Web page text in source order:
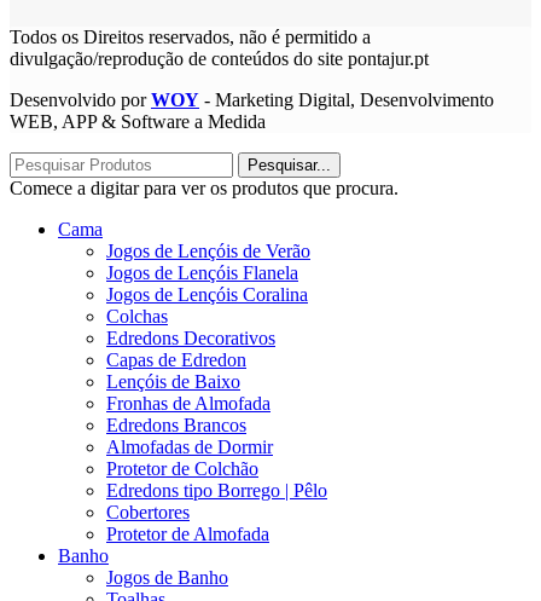
Todos os Direitos reservados, não é permitido a
divulgação/reprodução de conteúdos do site pontajur.pt
Desenvolvido porWOY - Marketing Digital, Desenvolvimento
WEB, APP & Software a Medida
Pesquisar...
Comece a digitar para ver os produtos que procura.
Cama
Jogos de Lençóis de Verão
Jogos de Lençóis Flanela
Jogos de Lençóis Coralina
Colchas
Edredons Decorativos
Capas de Edredon
Lençóis de Baixo
Fronhas de Almofada
Edredons Brancos
Almofadas de Dormir
Protetor de Colchão
Edredons tipo Borrego | Pêlo
Cobertores
Protetor de Almofada
Banho
Jogos de Banho